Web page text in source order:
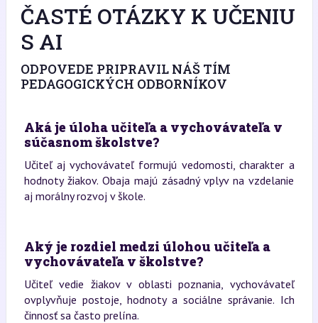
ČASTÉ OTÁZKY K UČENIU
S AI
ODPOVEDE PRIPRAVIL NÁŠ TÍM
PEDAGOGICKÝCH ODBORNÍKOV
Aká je úloha učiteľa a vychovávateľa v
súčasnom školstve?
Učiteľ aj vychovávateľ formujú vedomosti, charakter a
hodnoty žiakov. Obaja majú zásadný vplyv na vzdelanie
aj morálny rozvoj v škole.
Aký je rozdiel medzi úlohou učiteľa a
vychovávateľa v školstve?
Učiteľ vedie žiakov v oblasti poznania, vychovávateľ
ovplyvňuje postoje, hodnoty a sociálne správanie. Ich
činnosť sa často prelína.